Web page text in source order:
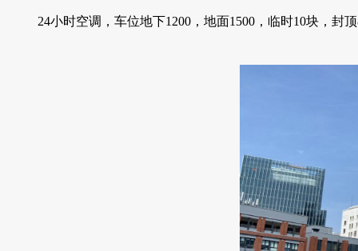
24小时空调，车位地下1200，地面1500，临时10块，封